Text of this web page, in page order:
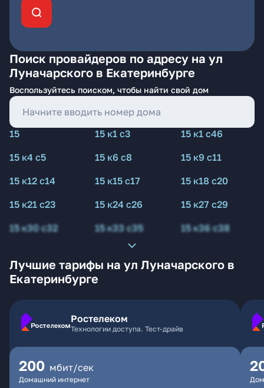
Поиск провайдеров по адресу на ул
Луначарского в Екатеринбурге
Воспользуйтесь поиском, чтобы найти свой дом
15 15 к1 с3
15 к1 с46
15 к4 с5
15 к6 с8
15 к9 с11
15 к12 с14
15 к15 с17
15 к18 с20
15 к21 с23
15 к24 с26
15 к27 с29
15 к30 с32
15 к33 с35 15 к36 с38
Лучшие тарифы на ул Луначарского в
Екатеринбурге
Ростелеком
Технологии доступа. Тест-драйв
200 мбит/сек
Домашний интернет